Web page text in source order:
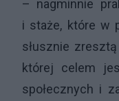
– nagminnie
i staże, które w
słusznie
której celem
społecznych i